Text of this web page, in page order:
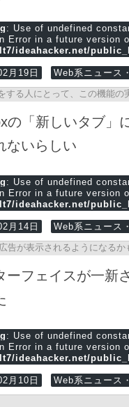
: Use of undefined
Error in a future version
ideahacker.net/
月19日
Web系ニュース
する人にとって、この機能
の「新しいタブ」
ないらしい
: Use of undefined
Error in a future version
ideahacker.net/
月14日
Web系ニュース
告が表示されるようになる
ーフェイスが一新
: Use of undefined
Error in a future version
ideahacker.net/
月10日
Web系ニュース